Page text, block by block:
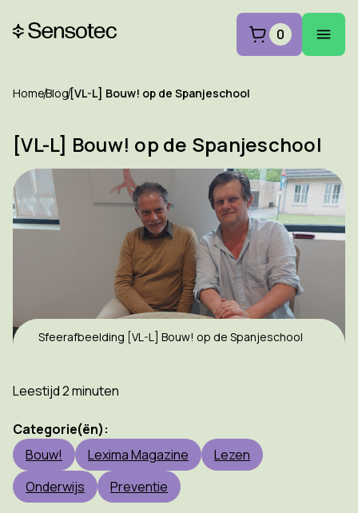
0
HomeBlog[VL-L] Bouw! op de Spanjeschool
[VL-L] Bouw! op de Spanjeschool
Sfeerafbeelding [VL-L] Bouw! op de Spanjeschool
Leestijd 2 minuten
Categorie(ën):
Bouw!
Lexima Magazine
Lezen
Onderwijs
Preventie